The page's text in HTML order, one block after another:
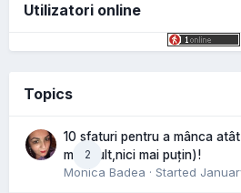
Utilizatori online
Topics
2
10 sfaturi pentru a mânca
mai mult,nici mai puțin)!
Monica Badea · Started